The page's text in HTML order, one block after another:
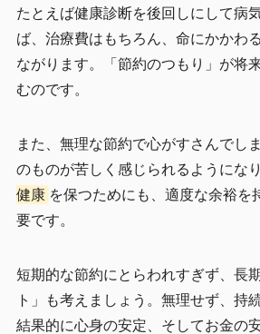
たとえば健康診断を後回しにして病
ば、治療費はもちろん、命にかかわ
ながります。「節約のつもり」が将
むのです。
また、無理な節約で心がすさんでし
のものが苦しく感じられるようになり
健康 を保つためにも、適度な余裕を
要です。
短期的な節約にとらわれすぎず、長
ト」も考えましょう。無理せず、持
結果的に心身の安定、そしてお金の